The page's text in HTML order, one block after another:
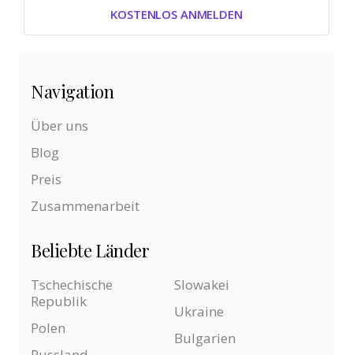
KOSTENLOS ANMELDEN
Navigation
Über uns
Blog
Preis
Zusammenarbeit
Beliebte Länder
Tschechische
Republik
Polen
Slowakei
Ukraine
Bulgarien